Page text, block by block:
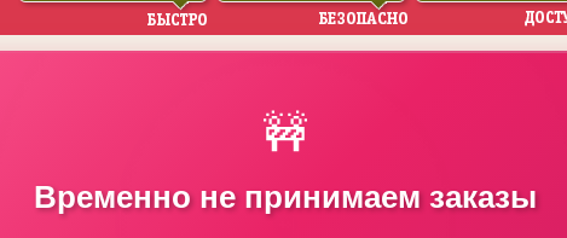
🚧
Временно не принимаем заказы